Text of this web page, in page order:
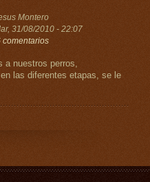
Montero
31/08/2010 - 22:07
comentarios
a nuestros perros,
las diferentes etapas, se le